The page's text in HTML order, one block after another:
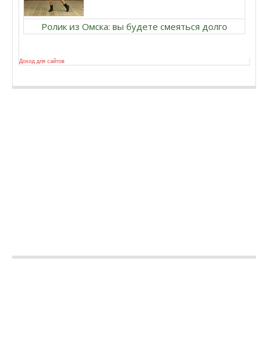
Ролик из Омска: вы будете смеяться долго
Доход для сайтов